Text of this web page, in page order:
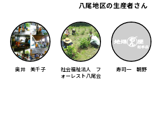
八尾地区の生産者さん
奥井 美千子
社会福祉法人 フ
ォーレスト八尾会
寿司一 朝野